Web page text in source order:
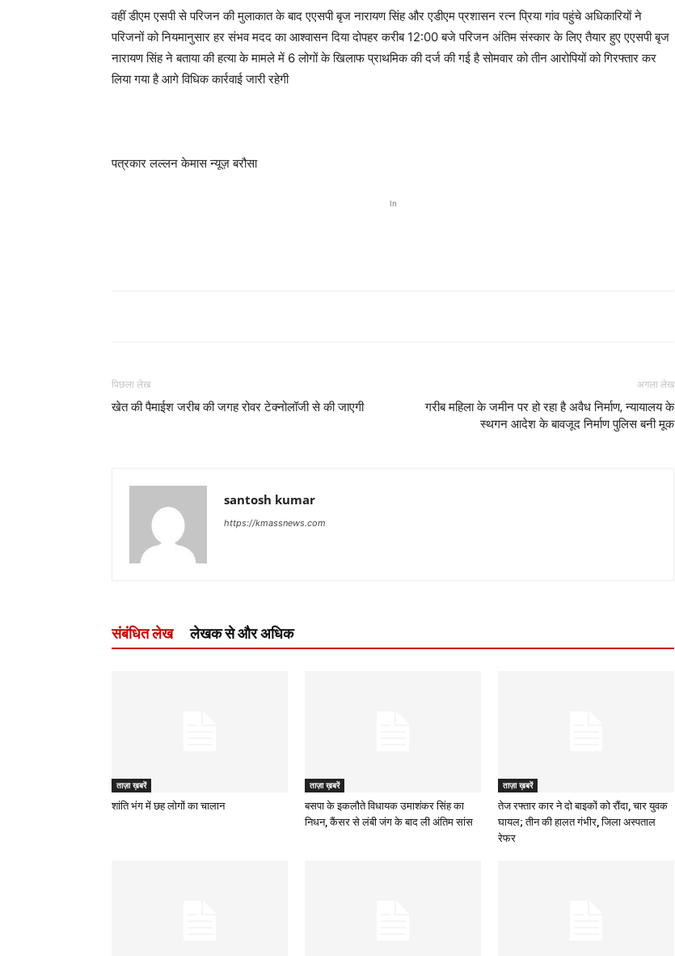
वहीं डीएम एसपी से परिजन की मुलाकात के बाद एएसपी बृज नारायण सिंह और एडीएम प्रशासन रत्न प्रिया गांव पहुंचे अधिकारियों ने
परिजनों को नियमानुसार हर संभव मदद का आश्वासन दिया दोपहर करीब 12:00 बजे परिजन अंतिम संस्कार के लिए तैयार हुए एएसपी बृज
नारायण सिंह ने बताया की हत्या के मामले में 6 लोगों के खिलाफ प्राथमिक की दर्ज की गई है सोमवार को तीन आरोपियों को गिरफ्तार कर
लिया गया है आगे विधिक कार्रवाई जारी रहेगी
पत्रकार लल्लन केमास न्यूज़ बरौसा
In
पिछला लेख
खेत की पैमाईश जरीब की जगह रोवर टेक्नोलॉजी से की जाएगी
अगला लेख
गरीब महिला के जमीन पर हो रहा है अवैध निर्माण, न्यायालय के
स्थगन आदेश के बावजूद निर्माण पुलिस बनी मूक
santosh kumar
https://kmassnews.com
संबंधित लेख लेखक से और अधिक
ताज़ा ख़बरें
शांति भंग में छह लोगों का चालान
ताज़ा ख़बरें
बसपा के इकलौते विधायक उमाशंकर सिंह का
निधन, कैंसर से लंबी जंग के बाद ली अंतिम सांस
ताज़ा ख़बरें
तेज रफ्तार कार ने दो बाइकों को रौंदा, चार युवक
घायल; तीन की हालत गंभीर, जिला अस्पताल
रेफर